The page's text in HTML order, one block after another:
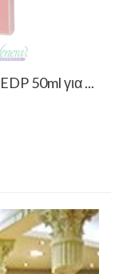
50ml για ...